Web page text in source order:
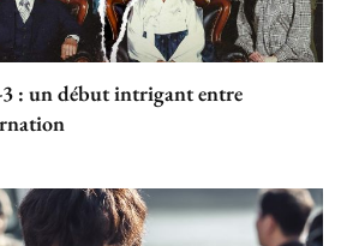
: un début intrigant entre